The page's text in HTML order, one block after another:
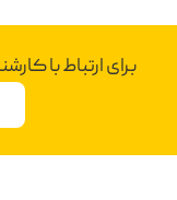
برای ارتباط با